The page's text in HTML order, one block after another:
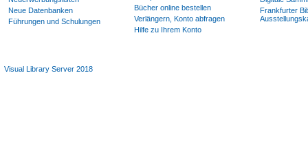
Neue Datenbanken
Führungen und Schulungen
Bücher online bestellen
Verlängern, Konto abfragen
Hilfe zu Ihrem Konto
Frankfurter
Visual Library Server 2018